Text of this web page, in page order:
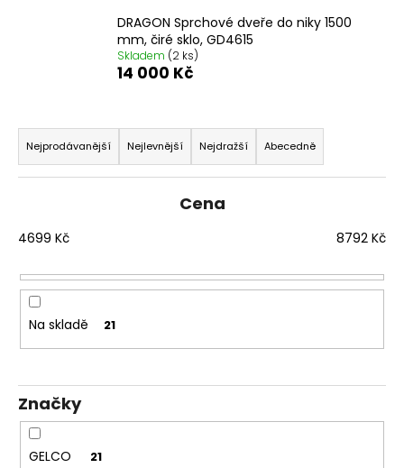
DRAGON Sprchové dveře do niky 1500
mm, čiré sklo, GD4615
Skladem (2 ks)
14 000 Kč
Ř
a
z
í
p
r
o
d
k
t
ů
Nejprodávanější Nejlevnější Nejdražší Abecedně
Cena
4699 Kč 8792 Kč
Na skladě 21
Značky
GELCO 21
VARIO
SPRCHOVÁ
ZÁSTĚNA
SKLO
5
240
Kč
Původně: